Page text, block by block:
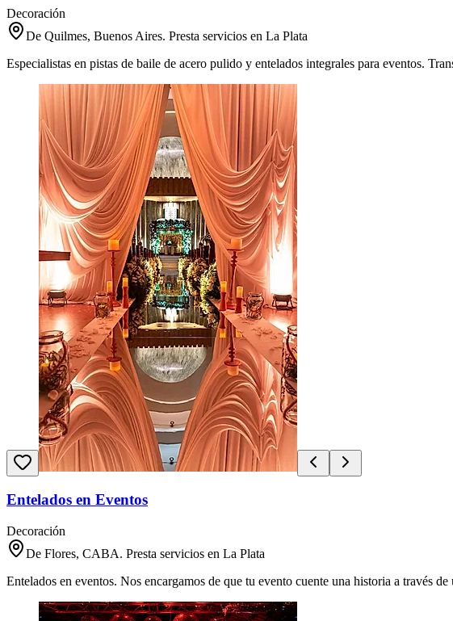
Decoración
De Quilmes, Buenos Aires. Presta servicios en La Plata
Especialistas en pistas de baile de acero pulido y entelados integrales para eventos.
Entelados en Eventos
Decoración
De Flores, CABA. Presta servicios en La Plata
Entelados en eventos. Nos encargamos de que tu evento cuente una historia a través